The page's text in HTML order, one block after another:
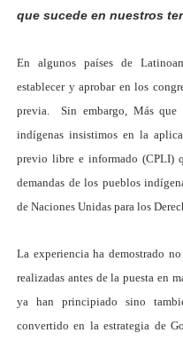
que sucede en nuestros
En algunos países de
establecer y aprobar en los
previa. Sin embargo, Más que
indígenas insistimos en la
previo libre e informado (CPLI)
demandas de los pueblos
de Naciones Unidas para los
La experiencia ha demostrado
realizadas antes de la puesta en
ya han principiado sino
convertido en la estrategia de